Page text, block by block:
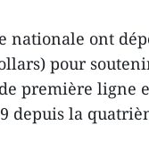
nationale ont
pour
première ligne
depuis la